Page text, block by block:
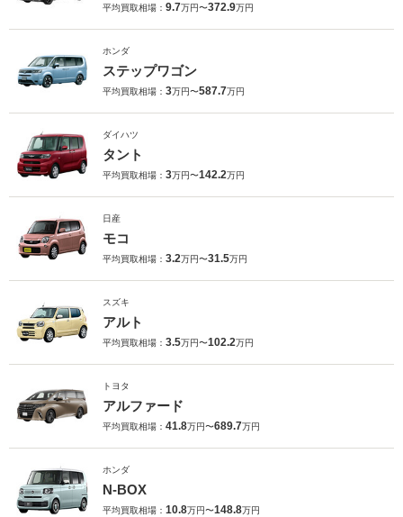
平均買取相場： 9.7万円〜372.9万円
ホンダ
ステップワゴン
平均買取相場： 3万円〜587.7万円
ダイハツ
タント
平均買取相場： 3万円〜142.2万円
日産
モコ
平均買取相場： 3.2万円〜31.5万円
スズキ
アルト
平均買取相場： 3.5万円〜102.2万円
トヨタ
アルファード
平均買取相場： 41.8万円〜689.7万円
ホンダ
N-BOX
平均買取相場： 10.8万円〜148.8万円